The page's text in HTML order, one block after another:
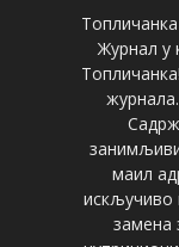
Журнал у
маил
искључиво
замена